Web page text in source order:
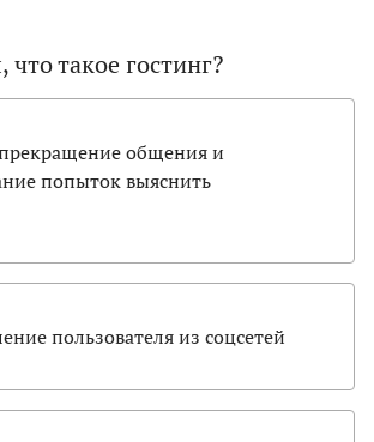
такое гостинг?
общения и
попыток выяснить
пользователя из соцсетей